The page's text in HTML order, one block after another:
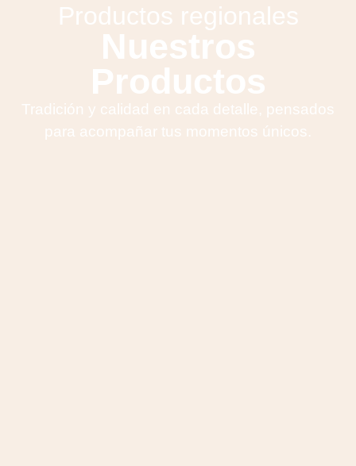
Productos regionales
Nuestros
Productos
Tradición y calidad en cada detalle, pensados
para acompañar tus momentos únicos.